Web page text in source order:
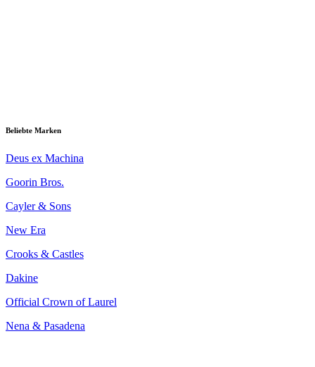
Beliebte Marken
Deus ex Machina
Goorin Bros.
Cayler & Sons
New Era
Crooks & Castles
Dakine
Official Crown of Laurel
Nena & Pasadena